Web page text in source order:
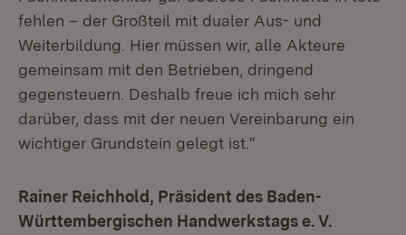
fehlen – der Großteil mit dualer Aus- und
Weiterbildung. Hier müssen wir, alle Akteure
gemeinsam mit den Betrieben, dringend
gegensteuern. Deshalb freue ich mich sehr
darüber, dass mit der neuen Vereinbarung ein
wichtiger Grundstein gelegt ist.“
Rainer Reichhold, Präsident des Baden-
Württembergischen Handwerkstags e. V.